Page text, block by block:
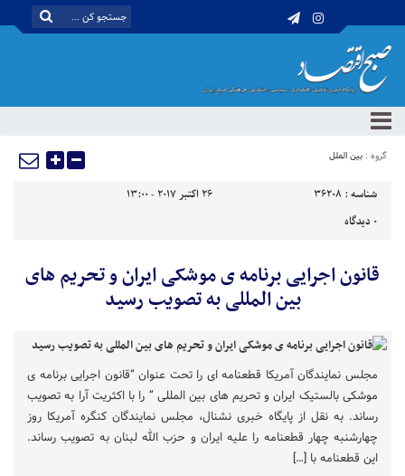
گروه : بین الملل
شناسه : 36208
26 اکتبر 2017 - 13:00
0 دیدگاه
قانون اجرایی برنامه ی موشکی ایران و تحریم های
بین المللی به تصویب رسید
مجلس نمایندگان آمریکا قطعنامه ای را تحت عنوان “قانون اجرایی برنامه ی
موشکی بالستیک ایران و تحریم های بین المللی ” را با اکثریت آرا به تصویب
رساند. به نقل از پایگاه خبری نشنال، مجلس نمایندگان کنگره آمریکا روز
چهارشنبه چهار قطعنامه را علیه ایران و حزب الله لبنان به تصویب رساند.
این قطعنامه با […]